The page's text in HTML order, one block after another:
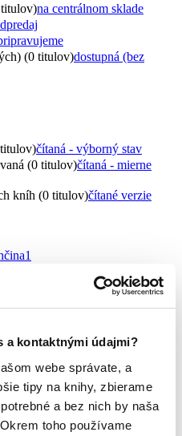
a kontaktnými údajmi?
webe správate, a
tipy na knihy, zbierame
a bez nich by naša
toho používame
titulov)na centrálnom sklade
(0 titulov)dostupná (bez
čítaná - výborný stav
(0 titulov)čítaná - mierne
kníh (0 titulov)čítané verzie
1
väzba 1